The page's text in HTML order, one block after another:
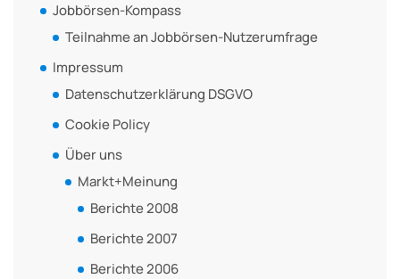
Jobbörsen-Kompass
Teilnahme an Jobbörsen-Nutzerumfrage
Impressum
Datenschutzerklärung DSGVO
Cookie Policy
Über uns
Markt+Meinung
Berichte 2008
Berichte 2007
Berichte 2006